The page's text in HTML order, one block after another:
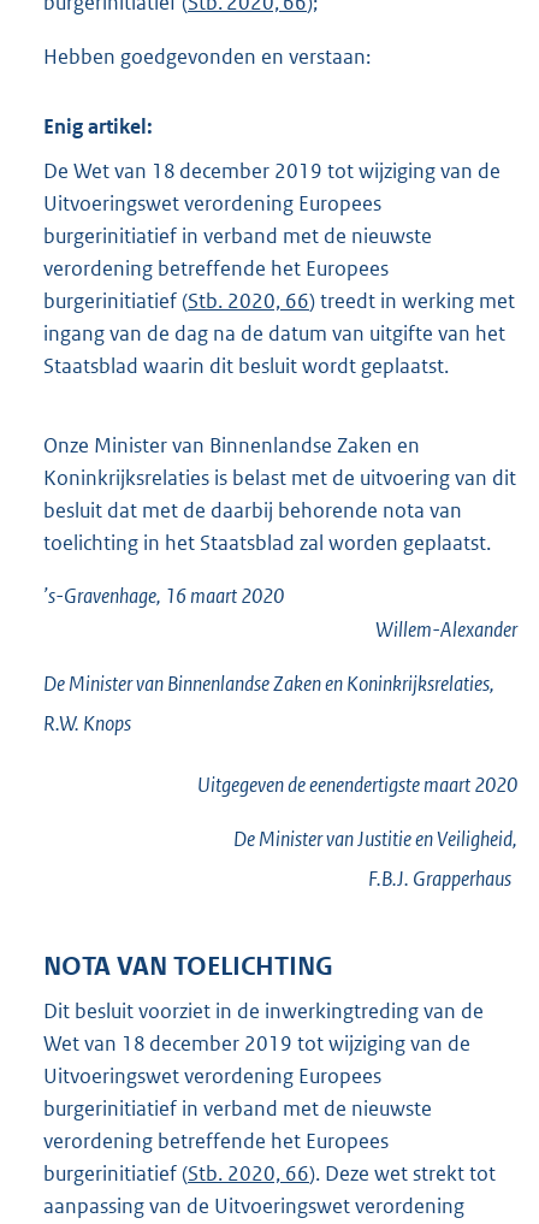
Hebben goedgevonden en verstaan:
Enig artikel:
De Wet van 18 december 2019 tot wijziging van de
Uitvoeringswet verordening Europees
burgerinitiatief in verband met de nieuwste
verordening betreffende het Europees
burgerinitiatief (Stb. 2020, 66) treedt in werking met
ingang van de dag na de datum van uitgifte van het
Staatsblad waarin dit besluit wordt geplaatst.
Onze Minister van Binnenlandse Zaken en
Koninkrijksrelaties is belast met de uitvoering van dit
besluit dat met de daarbij behorende nota van
toelichting in het Staatsblad zal worden geplaatst.
’s-Gravenhage, 16 maart 2020
Willem-Alexander
De Minister van Binnenlandse Zaken en Koninkrijksrelaties,
R.W. Knops
Uitgegeven deeenendertigstemaart 2020
De Minister van Justitie en Veiligheid,
F.B.J. Grapperhaus
NOTA VAN TOELICHTING
Dit besluit voorziet in de inwerkingtreding van de
Wet van 18 december 2019 tot wijziging van de
Uitvoeringswet verordening Europees
burgerinitiatief in verband met de nieuwste
verordening betreffende het Europees
burgerinitiatief (Stb. 2020, 66). Deze wet strekt tot
aanpassing van de Uitvoeringswet verordening